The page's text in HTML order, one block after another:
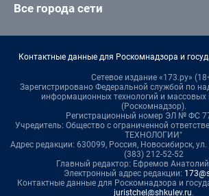
Все города сети
Контактные данные для Роскомнадзора и
Сетевое издание «173.ру»
Зарегистрировано Федеральной службой по
информационных технологий и
(Роскомнадзор).
Регистрационный номер ЭЛ № ФС
Учредитель: Общество с ограниченной
ТЕХНОЛОГИИ"
Адрес редакции: 630099, Россия, Новосибирск,
(383) 212-52-52
Главный редактор: Ефремов
Электронный адрес редакции:
Контактные данные для Роскомнадзора и
juristchel@shkulev.ru.